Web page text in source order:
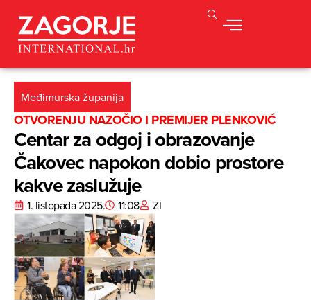
Međimurska županija
OTVORENJU NAZOČIO I PREMIJER PLENKOVIĆ
Centar za odgoj i obrazovanje
Čakovec napokon dobio prostore
kakve zaslužuje
1. listopada 2025. 11:08 ZI